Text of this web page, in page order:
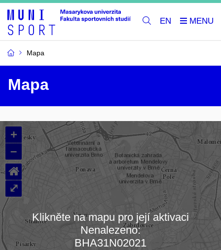
EN
Mapa
Mapa
Načítám mapu…
+
–
⌂
⤢
Klikněte na mapu pro její aktivaci
Nenalezeno:
BHA31N02021